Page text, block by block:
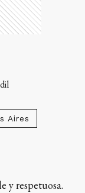
Aires
y respetuosa.